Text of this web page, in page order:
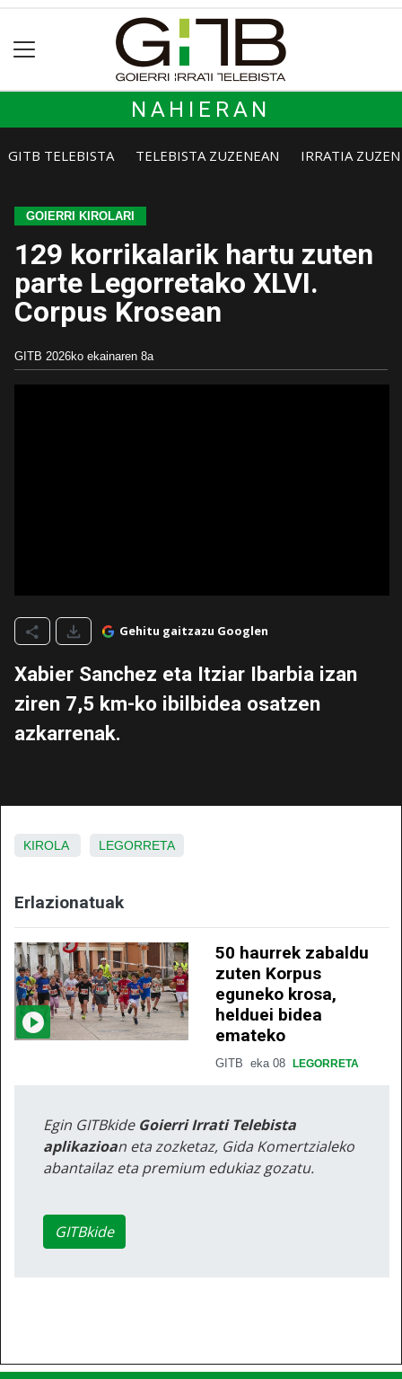
NAHIERAN
GITB TELEBISTA TELEBISTA ZUZENEAN IRRATIA
GOIERRI KIROLARI
129 korrikalarik hartu zuten
parte Legorretako XLVI.
Corpus Krosean
GITB 2026ko ekainaren 8a
Gehitu gaitzazu Googlen
Xabier Sanchez eta Itziar Ibarbia izan
ziren 7,5 km-ko ibilbidea osatzen
azkarrenak.
KIROLA LEGORRETA
Erlazionatuak
50 haurrek zabaldu
zuten Korpus
eguneko krosa,
helduei bidea
emateko
GITB eka 08 LEGORRETA
Egin GITBkide Goierri Irrati Telebista
aplikazioan eta zozketaz, Gida Komertzialeko
abantailaz eta premium edukiaz gozatu.
GITBkide